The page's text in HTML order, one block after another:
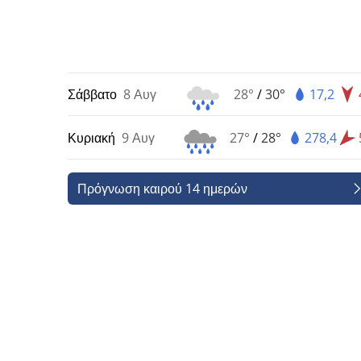
Σάββατο 8 Αυγ 28° /30° 17,2
Κυριακή 9 Αυγ 27° /28° 278,4
Πρόγνωση καιρού 14 ημερών